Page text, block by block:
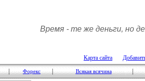
Время - те же деньги, но
Карта сайта
Форекс Всякая всячина